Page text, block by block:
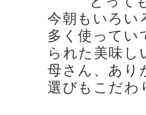
今朝もいろい
多く使ってい
られた美味
母さん、あり
選びもこだ